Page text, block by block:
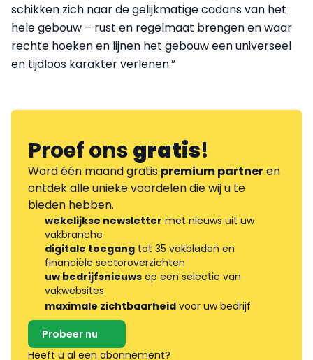
schikken zich naar de gelijkmatige cadans van het
hele gebouw – rust en regelmaat brengen en waar
rechte hoeken en lijnen het gebouw een universeel
en tijdloos karakter verlenen.”
Proef onsgratis!
Word één maand gratis premium partneren
ontdek alle unieke voordelen die wij u te
bieden hebben.
wekelijkse newsletter met nieuws uit uw
vakbranche
digitale toegang tot 35 vakbladen en
financiële sectoroverzichten
uw bedrijfsnieuws op een selectie van
vakwebsites
maximale zichtbaarheid voor uw bedrijf
Probeer nu
Heeft u al een abonnement?